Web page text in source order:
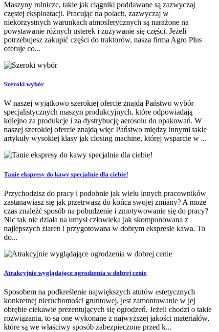
Maszyny rolnicze, takie jak ciągniki poddawane są zazwyczaj
częstej eksploatacji. Pracując na polach, zazwyczaj w
niekorzystnych warunkach atmosferycznych są narażone na
powstawanie różnych usterek i zużywanie się części. Jeżeli
potrzebujesz zakupić części do traktorów, nasza firma Agro Plus
oferuje co...
Szeroki wybór
W naszej wyjątkowo szerokiej ofercie znajdą Państwo wybór
specjalistycznych maszyn produkcyjnych, które odpowiadają
kolejno za produkcje i za dystrybucję aerosolu do opakowań. W
naszej szerokiej ofercie znajdą więc Państwo między innymi takie
artykuły wysokiej klasy jak closing machine, której wsparcie w ...
Tanie ekspresy do kawy specjalnie dla ciebie!
Przychodzisz do pracy i podobnie jak wielu innych pracowników
zastanawiasz się jak przetrwasz do końca swojej zmiany? A może
czas znaleźć sposób na pobudzenie i zmotywowanie się do pracy?
Nic tak nie działa na umysł człowieka jak skomponowana z
najlepszych ziaren i przygotowana w dobrym ekspresie kawa. To
do...
Atrakcyjnie wyglądające ogrodzenia w dobrej cenie
Sposobem na podkreślenie największych atutów estetycznych
konkretnej nieruchomości gruntowej, jest zamontowanie w jej
obrębie ciekawie prezentujących się ogrodzeń. Jeżeli chodzi o takie
rozwiązania, to są one wykonane z najwyższej jakości materiałów,
które są we właściwy sposób zabezpieczone przed k...